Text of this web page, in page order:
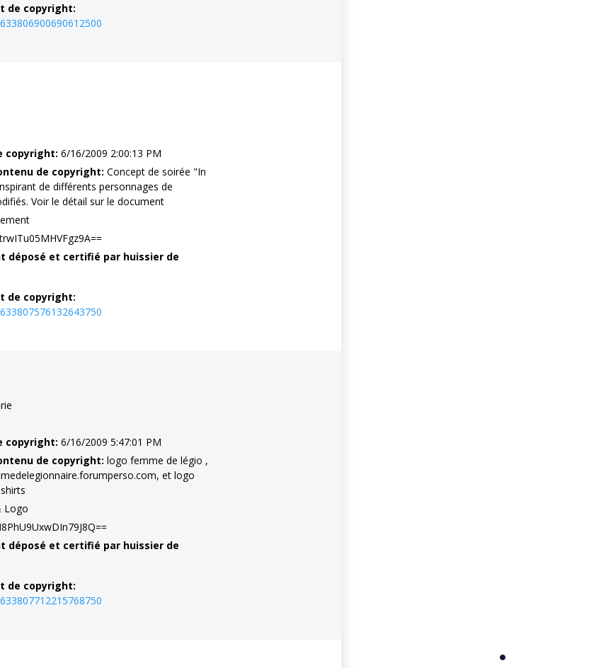
de copyright:
copyright: 6/16/2009 2:00:13 PM
de copyright: Concept de soirée "In
de différents personnages de
Voir le détail sur le document
déposé et certifié par huissier de
de copyright:
copyright: 6/16/2009 5:47:01 PM
de copyright: logo femme de légio ,
et logo
Logo
déposé et certifié par huissier de
de copyright: